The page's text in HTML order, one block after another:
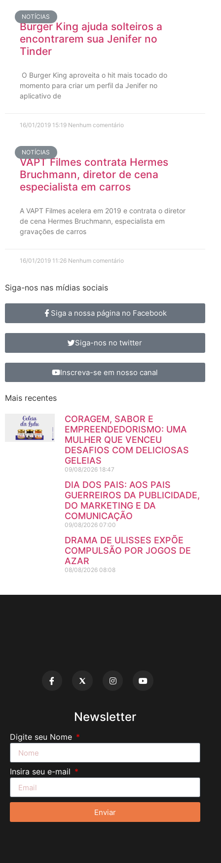
NOTÍCIAS
Burger King ajuda solteiros a
encontrarem sua Jenifer no
Tinder
O Burger King aproveita o hit mais tocado do
momento para criar um perfil da Jenifer no
aplicativo de
16/01/2019 15:19 Nenhum comentário
NOTÍCIAS
VAPT Filmes contrata Hermes
Bruchmann, diretor de cena
especialista em carros
A VAPT Filmes acelera em 2019 e contrata o diretor
de cena Hermes Bruchmann, especialista em
gravações de carros
16/01/2019 11:26 Nenhum comentário
Siga-nos nas mídias sociais
Siga a nossa página no Facebook
Siga-nos no twitter
Inscreva-se em nosso canal
Mais recentes
CORAGEM, SABOR E
EMPREENDEDORISMO: UMA
MULHER QUE VENCEU
DESAFIOS COM DELICIOSAS
GELEIAS
09/08/2026 18:47
DIA DOS PAIS: AOS PAIS
GUERREIROS DA PUBLICIDADE,
DO MARKETING E DA
COMUNICAÇÃO
09/08/2026 07:00
DRAMA DE ULISSES EXPÕE
COMPULSÃO POR JOGOS DE
AZAR
08/08/2026 08:08
Newsletter
Digite seu Nome
Insira seu e-mail
Enviar